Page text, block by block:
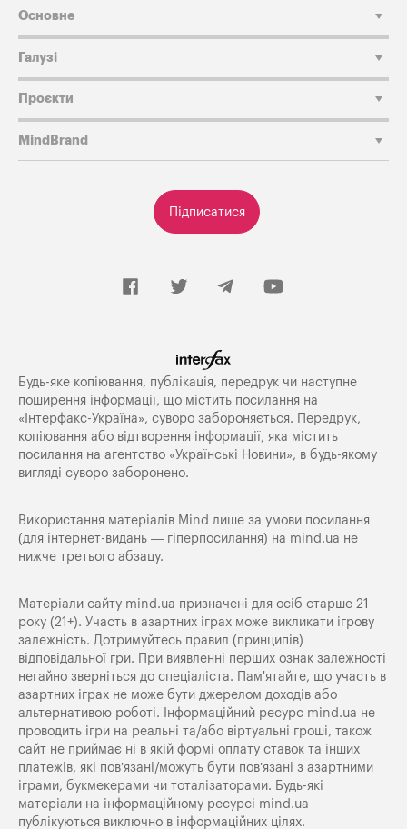
Підписатися
Основне
Галузі
Проєкти
MindBrand
Будь-яке копiювання, публiкацiя, передрук чи наступне
поширення iнформацiї, що мiстить посилання на
«Iнтерфакс-Україна», суворо забороняється. Передрук,
копіювання або відтворення інформації, яка містить
посилання на агентство «Українські Новини», в будь-якому
вигляді суворо заборонено.
Використання матеріалів Mind лише за умови посилання
(для інтернет-видань — гіперпосилання) на mind.ua не
нижче третього абзацу.
Матеріали сайту mind.ua призначені для осіб старше 21
року (21+). Участь в азартних іграх може викликати ігрову
залежність. Дотримуйтесь правил (принципів)
відповідальної гри. При виявленні перших ознак залежності
негайно зверніться до спеціаліста. Пам'ятайте, що участь в
азартних іграх не може бути джерелом доходів або
альтернативою роботі. Інформаційний ресурс mind.ua не
проводить ігри на реальні та/або віртуальні гроші, також
сайт не приймає ні в якій формі оплату ставок та інших
платежів, які пов’язані/можуть бути пов’язані з азартними
іграми, букмекерами чи тоталізаторами. Будь-які
матеріали на інформаційному ресурсі mind.ua
публікуються виключно в інформаційних цілях.